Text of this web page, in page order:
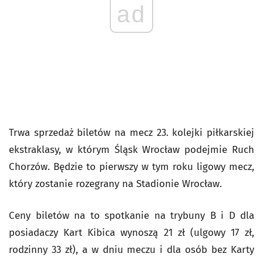
ad
Trwa sprzedaż biletów na mecz 23. kolejki piłkarskiej
ekstraklasy, w którym Śląsk Wrocław podejmie Ruch
Chorzów. Będzie to pierwszy w tym roku ligowy mecz,
który zostanie rozegrany na Stadionie Wrocław.
Ceny biletów na to spotkanie na trybuny B i D dla
posiadaczy Kart Kibica wynoszą 21 zł (ulgowy 17 zł,
rodzinny 33 zł), a w dniu meczu i dla osób bez Karty